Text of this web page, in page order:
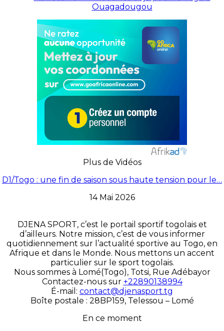
Ouagadougou
Plus de Vidéos
D1/Togo : une fin de saison sous haute tension pour le…
14 Mai 2026
DJENA SPORT, c’est le portail sportif togolais et
d’ailleurs. Notre mission, c’est de vous informer
quotidiennement sur l’actualité sportive au Togo, en
Afrique et dans le Monde. Nous mettons un accent
particulier sur le sport togolais.
Nous sommes à Lomé(Togo), Totsi, Rue Adébayor
Contactez-nous sur +22890138994
É-mail: contact@djenasport.tg
Boîte postale : 28BP159, Telessou – Lomé
En ce moment